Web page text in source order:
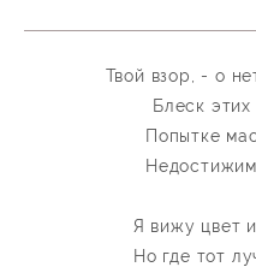
Твой взор, - о
Блеск этих
Попытке
Недостижим
Я вижу цвет
Но где тот